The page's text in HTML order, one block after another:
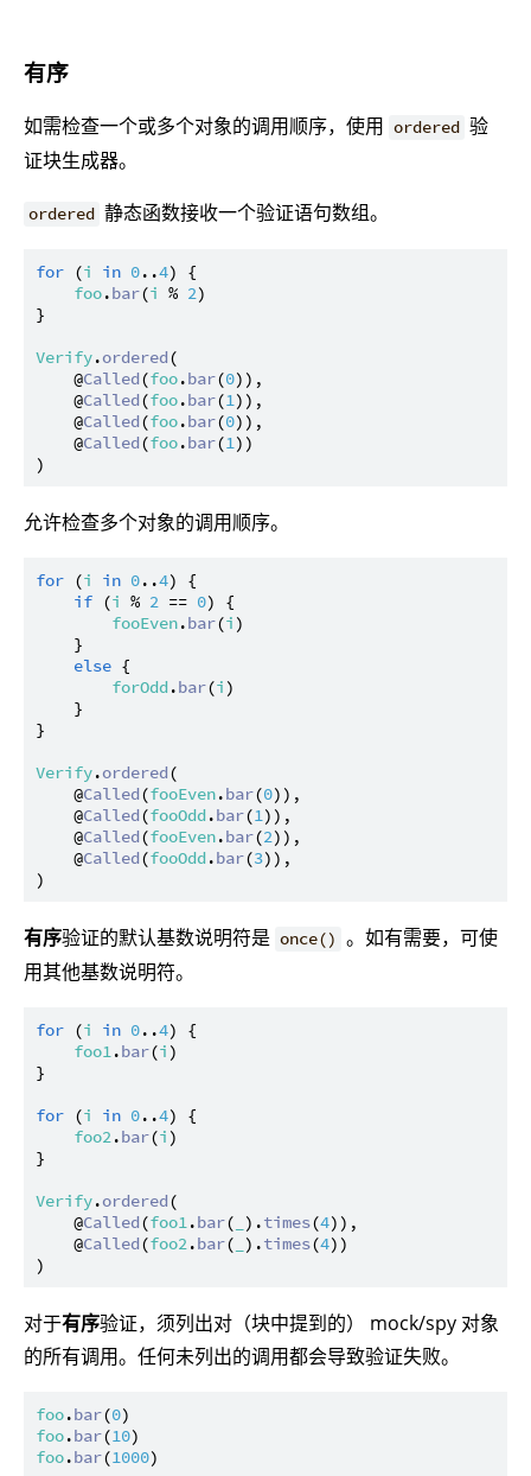
有序
如需检查一个或多个对象的调用顺序，使用 ordered 验
证块生成器。
ordered 静态函数接收一个验证语句数组。
for (i in 0..4) {
foo.bar(i % 2)
}
Verify.ordered(
    @
Called(foo.bar(0)),
    @
Called(foo.bar(1)),
    @
Called(foo.bar(0)),
    @
Called(foo.bar(1))
允许检查多个对象的调用顺序。
for (i in 0..4) {
if (i % 2 == 0) {
fooEven.bar(i )
    }
else {
forOdd.bar(i )
    }
}
Verify.ordered(
    @
Called(fooEven.bar(0)),
    @
Called(fooOdd.bar(1)),
    @
Called(fooEven.bar(2)),
    @
Called(fooOdd.bar(3)),
有序验证的默认基数说明符是 once() 。如有需要，可使
用其他基数说明符。
for (i in 0..4) {
foo1.bar(i )
}
for (i in 0..4) {
foo2.bar(i )
}
Verify.ordered(
    @
Called(foo1.bar( ).times(4)),
    @
Called(foo2.bar( ).times(4))
对于有序验证，须列出对（块中提到的） mock/spy 对象
的所有调用。任何未列出的调用都会导致验证失败。
foo.bar(0
foo.bar(10
foo.bar(1000)